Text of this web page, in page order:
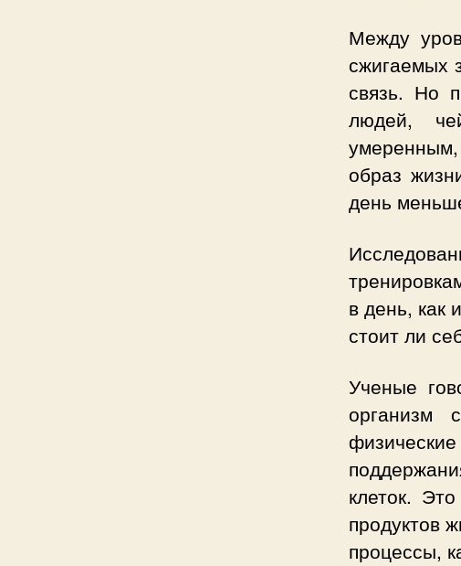
Между
сжигаемых
связь. Но
людей,
образ
день
в день, как
стоит ли
Ученые
организм
клеток.
продуктов
процессы,